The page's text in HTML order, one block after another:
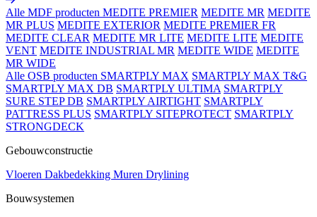
Alle MDF producten MEDITE PREMIER MEDITE MR MEDITE
MR PLUS MEDITE EXTERIOR MEDITE PREMIER FR
MEDITE CLEAR MEDITE MR LITE MEDITE LITE MEDITE
VENT MEDITE INDUSTRIAL MR MEDITE WIDE MEDITE
MR WIDE
Alle OSB producten SMARTPLY MAX SMARTPLY MAX T&G
SMARTPLY MAX DB SMARTPLY ULTIMA SMARTPLY
SURE STEP DB SMARTPLY AIRTIGHT SMARTPLY
PATTRESS PLUS SMARTPLY SITEPROTECT SMARTPLY
STRONGDECK
Gebouwconstructie
Vloeren Dakbedekking Muren Drylining
Bouwsystemen